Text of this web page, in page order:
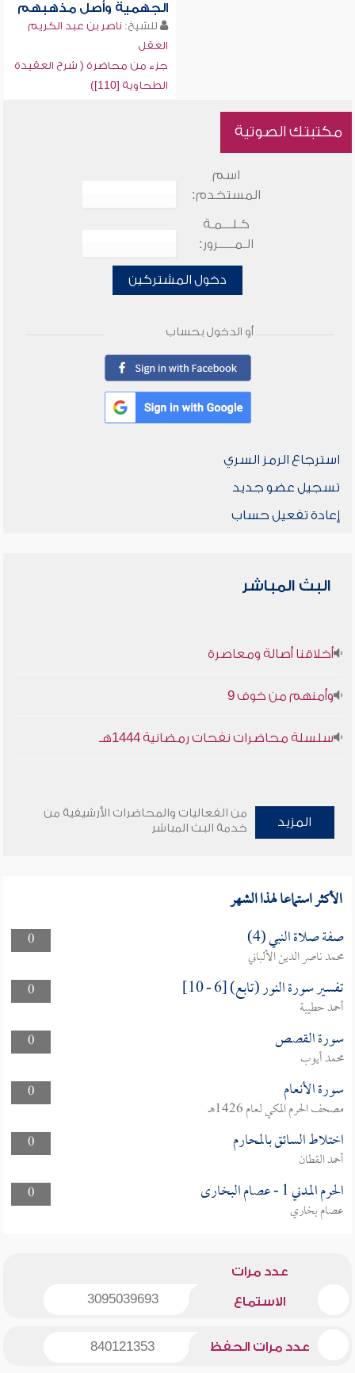
الجهمية وأصل مذهبهم
للشيخ: ناصر بن عبد الكريم
العقل
جزء من محاضرة ( شرح العقيدة
الطحاوية [110])
مكتبتك الصوتية
اسم
المستخدم:
كـلـــمـة
الـمـــــرور:
دخول المشتركين
أو الدخول بحساب
استرجاع الرمز السري
تسجيل عضو جديد
إعادة تفعيل حساب
البث المباشر
أخلاقنا أصالة ومعاصرة
وأمنهم من خوف 9
سلسلة محاضرات نفحات رمضانية 1444هـ
المزيد
من الفعاليات والمحاضرات الأرشيفية من
خدمة البث المباشر
الأكثر استماعا لهذا الشهر
0 صفة صلاة النبي (4)
محمد ناصر الدين الألباني
0
تفسير سورة النور (تابع) [6 - 10]
أحمد حطيبة
0
سورة القصص
محمد أيوب
0
سورة الأنعام
مصحف الحرم المكي لعام 1426هـ
0
اختلاط السائق بالمحارم
أحمد القطان
0
الحرم المدني 1 - عصام البخارى
عصام بخاري
عدد مرات
الاستماع 3095039693
عدد مرات الحفظ 840121353